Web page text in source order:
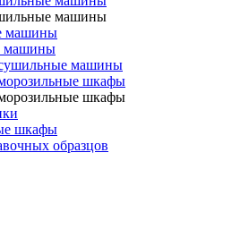
машины
машины
машины
машины
шкафы
шкафы
шкафы
образцов